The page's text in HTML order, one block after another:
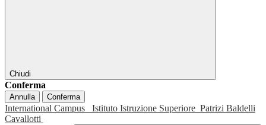
Chiudi
Conferma
Annulla Conferma
International Campus Istituto Istruzione Superiore Patrizi Baldelli
Cavallotti